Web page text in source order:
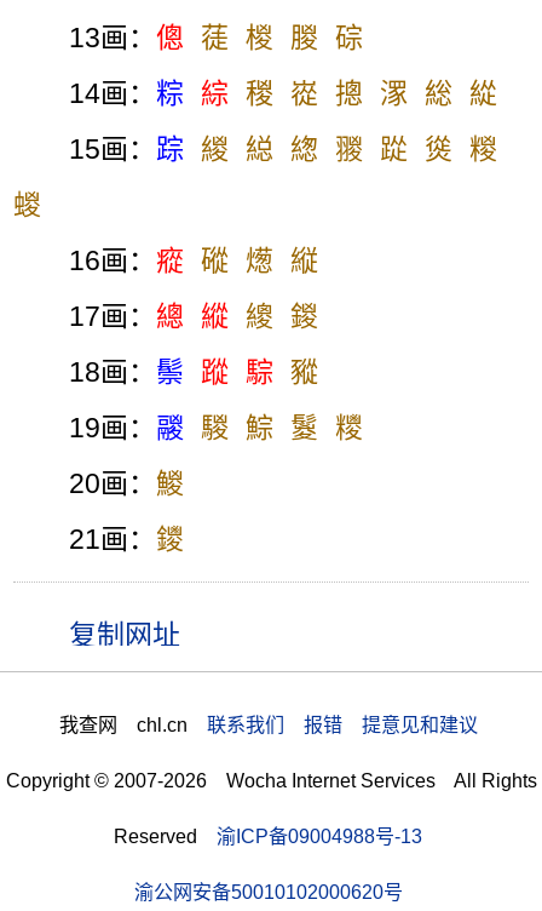
13画：傯 蓗 椶 朡 碂
14画：粽 綜 稯 嵸 摠 潈 総
緃
15画： 踪 緵 縂 緫 翪 踨 熧 糉
蝬
16画： 瘲 磫 燪
縦
17画： 總 縱 繌 鍐
18画： 鬃 蹤 騌 豵
19画： 鬷 騣 鯮 鬉 糭
20画：鯼
21画： 鑁
我查网 chl.cn 联系我们 报错 提意见和建议
Copyright © 2007-2026 Wocha Internet Services All Rights
Reserved 渝ICP备09004988号-13
渝公网安备50010102000620号